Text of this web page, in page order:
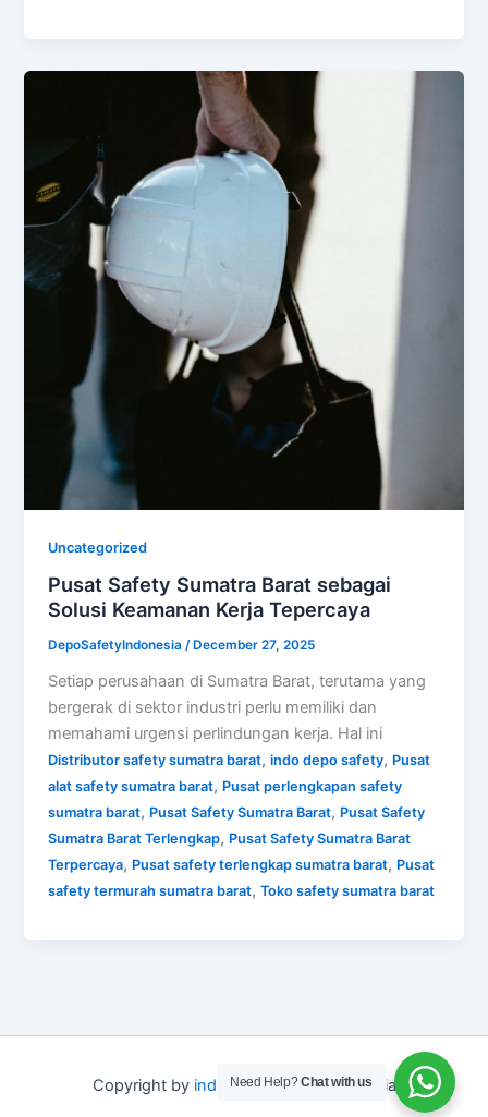
Uncategorized
Pusat Safety Sumatra Barat sebagai
Solusi Keamanan Kerja Tepercaya
DepoSafetyIndonesia/ December 27, 2025
Setiap perusahaan di Sumatra Barat, terutama yang
bergerak di sektor industri perlu memiliki dan
memahami urgensi perlindungan kerja. Hal ini
Distributor safety sumatra barat,indo depo safety, Pusat
alat safety sumatra barat, Pusat perlengkapan safety
sumatra barat, Pusat Safety Sumatra Barat, Pusat Safety
Sumatra Barat Terlengkap, Pusat Safety Sumatra Barat
Terpercaya, Pusat safety terlengkap sumatra barat, Pusat
safety termurah sumatra barat,Toko safety sumatra barat
Copyright by indo depo safetyIndonesia
Need Help?Chat with us